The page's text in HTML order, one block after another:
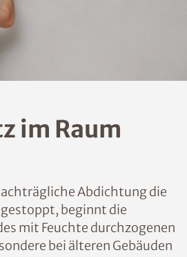
im Raum
Abdichtung die
beginnt die
mit Feuchte durchzogenen
bei älteren Gebäuden